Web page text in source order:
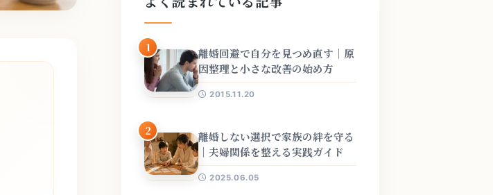
1
離婚回避で自分を見つめ直す｜原
因整理と小さな改善の始め方
2015.11.20
2
離婚しない選択で家族の絆を守る
｜夫婦関係を整える実践ガイド
2025.06.05